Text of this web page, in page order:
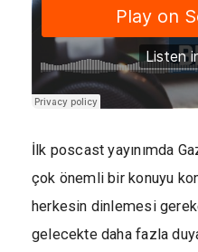
İlk poscast yayınımda
çok önemli bir konuyu
herkesin dinlemesi
gelecekte daha fazla